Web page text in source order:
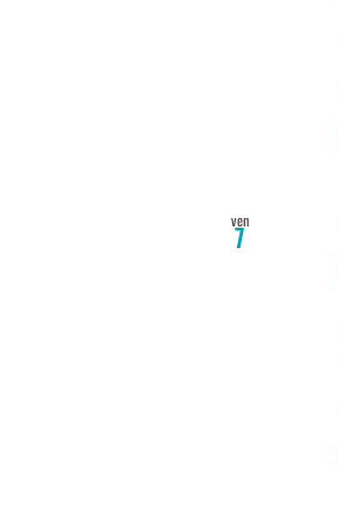
ven
7